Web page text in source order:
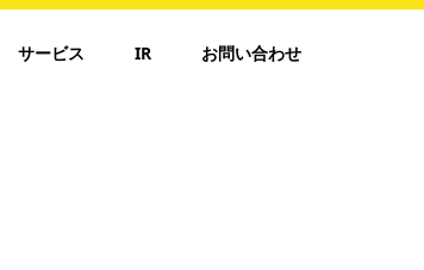
サービス IR お問い合わせ